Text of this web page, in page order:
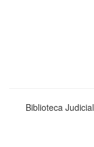
Biblioteca Judicial